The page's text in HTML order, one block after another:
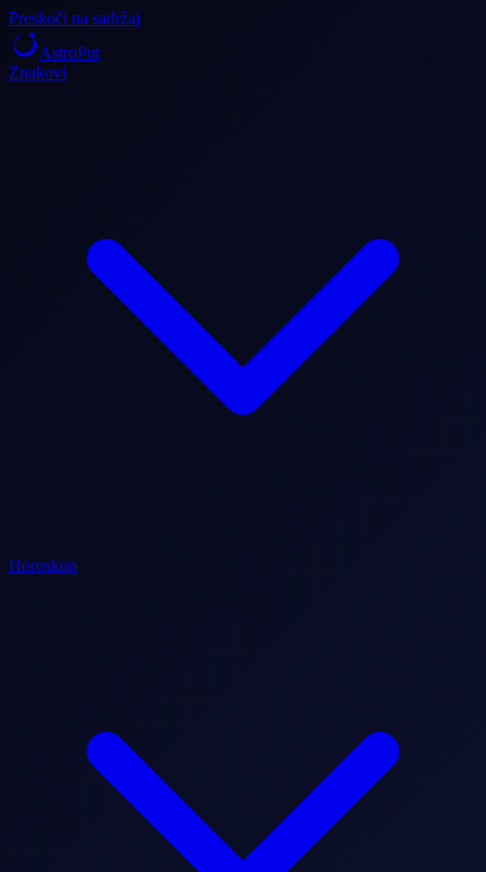
Preskoči na sadržaj
AstroPut
Znakovi
Horoskop